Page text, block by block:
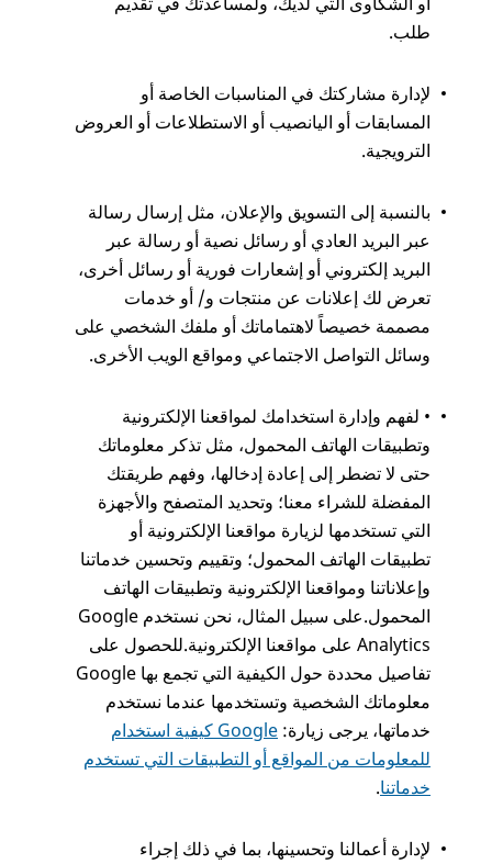
طلب.
لإدارة مشاركتك في المناسبات الخاصة أو
المسابقات أو اليانصيب أو الاستطلاعات أو العروض
الترويجية.
بالنسبة إلى التسويق والإعلان، مثل إرسال رسالة
عبر البريد العادي أو رسائل نصية أو رسالة عبر
البريد إلكتروني أو إشعارات فورية أو رسائل أخرى،
تعرض لك إعلانات عن منتجات و/ أو خدمات
مصممة خصيصاً لاهتماماتك أو ملفك الشخصي على
وسائل التواصل الاجتماعي ومواقع الويب الأخرى.
• لفهم وإدارة استخدامك لمواقعنا الإلكترونية
وتطبيقات الهاتف المحمول، مثل تذكر معلوماتك
حتى لا تضطر إلى إعادة إدخالها، وفهم طريقتك
المفضلة للشراء معنا؛ وتحديد المتصفح والأجهزة
التي تستخدمها لزيارة مواقعنا الإلكترونية أو
تطبيقات الهاتف المحمول؛ وتقييم وتحسين خدماتنا
وإعلاناتنا ومواقعنا الإلكترونية وتطبيقات الهاتف
المحمول.على سبيل المثال، نحن نستخدم Google
Analytics على مواقعنا الإلكترونية.للحصول على
تفاصيل محددة حول الكيفية التي تجمع بها Google
معلوماتك الشخصية وتستخدمها عندما نستخدم
خدماتها، يرجى زيارة:
كيفية استخدام Google
للمعلومات من المواقع أو التطبيقات التي تستخدم
خدماتنا.
لإدارة أعمالنا وتحسينها، بما في ذلك إجراء